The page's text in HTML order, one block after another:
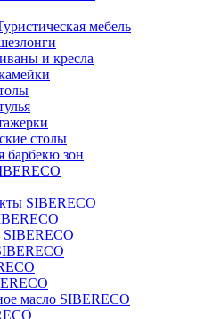
мебель
и кресла
столы
барбекю зон
SIBERECO
SIBERECO
масло SIBERECO